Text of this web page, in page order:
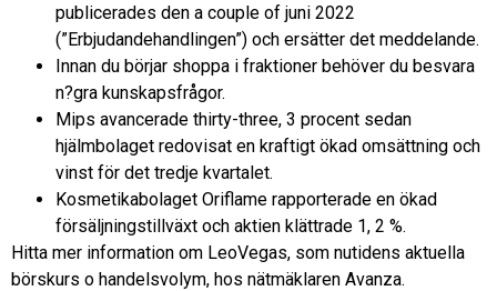
publicerades den a couple of juni 2022
(”Erbjudandehandlingen”) och ersätter det meddelande.
Innan du börjar shoppa i fraktioner behöver du besvara
n?gra kunskapsfrågor.
Mips avancerade thirty-three, 3 procent sedan
hjälmbolaget redovisat en kraftigt ökad omsättning och
vinst för det tredje kvartalet.
Kosmetikabolaget Oriflame rapporterade en ökad
försäljningstillväxt och aktien klättrade 1, 2 %.
Hitta mer information om LeoVegas, som nutidens aktuella
börskurs o handelsvolym, hos nätmäklaren Avanza.